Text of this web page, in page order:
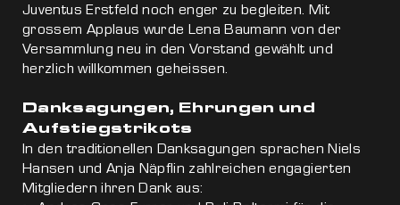
Juventus Erstfeld noch enger zu begleiten. Mit
grossem Applaus wurde Lena Baumann von der
Versammlung neu in den Vorstand gewählt und
herzlich willkommen geheissen.
Danksagungen, Ehrungen und
Aufstiegstrikots
In den traditionellen Danksagungen sprachen Niels
Hansen und Anja Näpflin zahlreichen engagierten
Mitgliedern ihren Dank aus: